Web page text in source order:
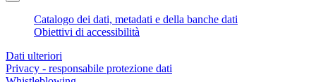
Catalogo dei dati, metadati e della banche dati
Obiettivi di accessibilità
Dati ulteriori
Privacy - responsabile protezione dati